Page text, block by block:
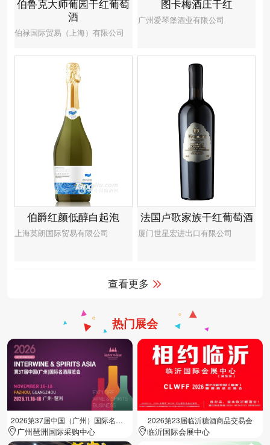
伯鲁克大师葡园干红葡萄
酒
伯禄国际贸易（上海）有限公司
图卡梅酒庄干红
广州爱琴堡酒业有限公司
伯爵红颜低醇白起泡
上海莫朗国际贸易有限公司
法国卢歌家族干红葡萄酒
厦门世星宏进出口有限公司
查看更多
热门展会
2026第37届中国（广州）国际名酒展览会
广州琶洲国际采购中心
2026第23届临沂糖酒商品交易会
临沂国际会展中心